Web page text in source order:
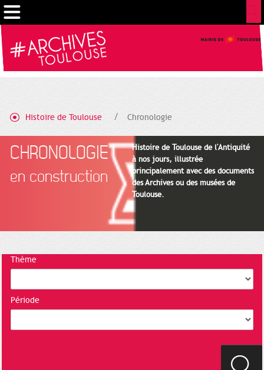
Histoire de Toulouse Chronologie
CHRONOLOGIE
en construction
Histoire de Toulouse de l'Antiquité
à nos jours, illustrée
principalement avec des documents
des Archives ou des musées de
Toulouse.
Thème
Période
Gestion de vos préférences sur les cookies